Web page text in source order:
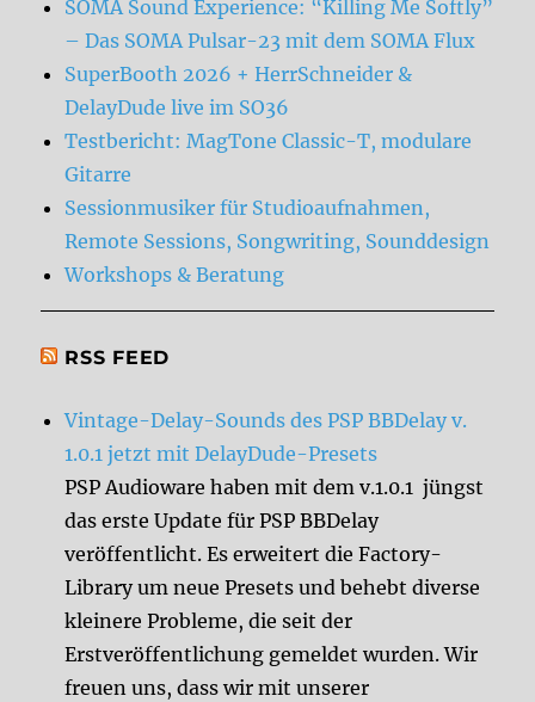
SOMA Sound Experience: “Killing Me Softly”
– Das SOMA Pulsar-23 mit dem SOMA Flux
SuperBooth 2026 + HerrSchneider &
DelayDude live im SO36
Testbericht: MagTone Classic-T, modulare
Gitarre
Sessionmusiker für Studioaufnahmen,
Remote Sessions, Songwriting, Sounddesign
Workshops & Beratung
RSS FEED
Vintage-Delay-Sounds des PSP BBDelay v.
1.0.1 jetzt mit DelayDude-Presets
PSP Audioware haben mit dem v.1.0.1 jüngst
das erste Update für PSP BBDelay
veröffentlicht. Es erweitert die Factory-
Library um neue Presets und behebt diverse
kleinere Probleme, die seit der
Erstveröffentlichung gemeldet wurden. Wir
freuen uns, dass wir mit unserer